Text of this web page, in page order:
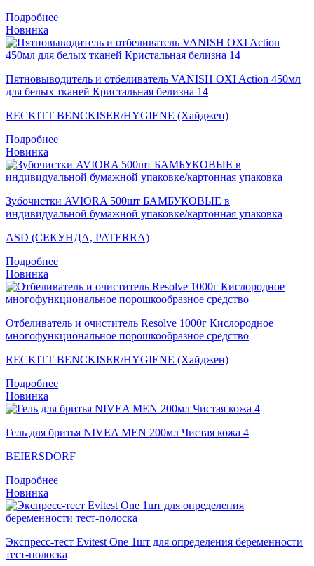
Подробнее
Новинка
Пятновыводитель и отбеливатель VANISH OXI Action 450мл
для белых тканей Кристальная белизна 14
RECKITT BENCKISER/HYGIENE (Хайджен)
Подробнее
Новинка
Зубочистки AVIORA 500шт БАМБУКОВЫЕ в
индивидуальной бумажной упаковке/картонная упаковка
ASD (СЕКУНДА, PATERRA)
Подробнее
Новинка
Отбеливатель и очиститель Resolve 1000г Кислородное
многофункциональное порошкообразное средство
RECKITT BENCKISER/HYGIENE (Хайджен)
Подробнее
Новинка
Гель для бритья NIVEA MEN 200мл Чистая кожа 4
BEIERSDORF
Подробнее
Новинка
Экспресс-тест Evitest One 1шт для определения беременности
тест-полоска